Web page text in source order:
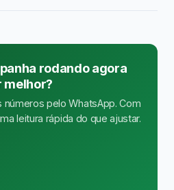
rodando agora
melhor?
números pelo WhatsApp. Com
leitura rápida do que ajustar.